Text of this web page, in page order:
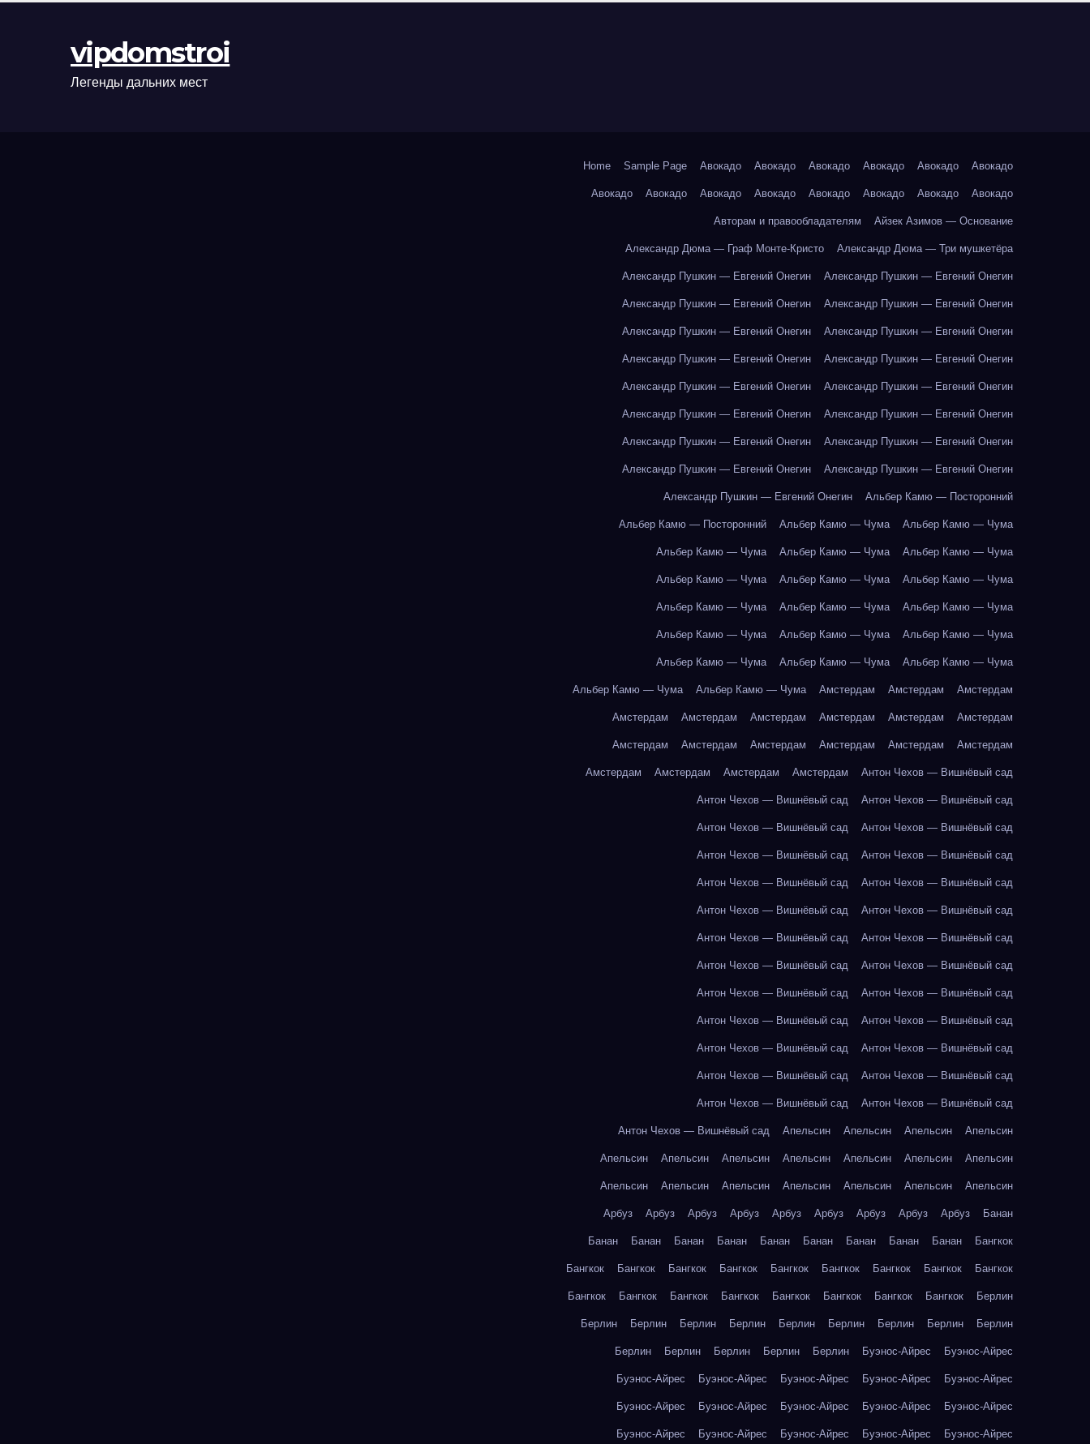
оформления
рыночные
ориентиры
vipdomstroi
Легенды дальних мест
Home Sample Page Авокадо Авокадо Авокадо Авокадо Авокадо Авокадо
Авокадо Авокадо Авокадо Авокадо Авокадо Авокадо Авокадо Авокадо
Авторам и правообладателям Айзек Азимов — Основание
Александр Дюма — Граф Монте-Кристо Александр Дюма — Три мушкетёра
Александр Пушкин — Евгений Онегин Александр Пушкин — Евгений Онегин
Александр Пушкин — Евгений Онегин Александр Пушкин — Евгений Онегин
Александр Пушкин — Евгений Онегин Александр Пушкин — Евгений Онегин
Александр Пушкин — Евгений Онегин Александр Пушкин — Евгений Онегин
Александр Пушкин — Евгений Онегин Александр Пушкин — Евгений Онегин
Александр Пушкин — Евгений Онегин Александр Пушкин — Евгений Онегин
Александр Пушкин — Евгений Онегин Александр Пушкин — Евгений Онегин
Александр Пушкин — Евгений Онегин Александр Пушкин — Евгений Онегин
Александр Пушкин — Евгений Онегин Альбер Камю — Посторонний
Альбер Камю — Посторонний Альбер Камю — Чума Альбер Камю — Чума
Альбер Камю — Чума Альбер Камю — Чума Альбер Камю — Чума
Альбер Камю — Чума Альбер Камю — Чума Альбер Камю — Чума
Альбер Камю — Чума Альбер Камю — Чума Альбер Камю — Чума
Альбер Камю — Чума Альбер Камю — Чума Альбер Камю — Чума
Альбер Камю — Чума Альбер Камю — Чума Альбер Камю — Чума
Альбер Камю — Чума Альбер Камю — Чума Амстердам Амстердам Амстердам
Амстердам Амстердам Амстердам Амстердам Амстердам Амстердам
Амстердам Амстердам Амстердам Амстердам Амстердам Амстердам
Амстердам Амстердам Амстердам Амстердам Антон Чехов — Вишнёвый сад
Антон Чехов — Вишнёвый сад Антон Чехов — Вишнёвый сад
Антон Чехов — Вишнёвый сад Антон Чехов — Вишнёвый сад
Антон Чехов — Вишнёвый сад Антон Чехов — Вишнёвый сад
Антон Чехов — Вишнёвый сад Антон Чехов — Вишнёвый сад
Антон Чехов — Вишнёвый сад Антон Чехов — Вишнёвый сад
Антон Чехов — Вишнёвый сад Антон Чехов — Вишнёвый сад
Антон Чехов — Вишнёвый сад Антон Чехов — Вишнёвый сад
Антон Чехов — Вишнёвый сад Антон Чехов — Вишнёвый сад
Антон Чехов — Вишнёвый сад Антон Чехов — Вишнёвый сад
Антон Чехов — Вишнёвый сад Антон Чехов — Вишнёвый сад
Антон Чехов — Вишнёвый сад Антон Чехов — Вишнёвый сад
Антон Чехов — Вишнёвый сад Антон Чехов — Вишнёвый сад
Антон Чехов — Вишнёвый сад Апельсин Апельсин Апельсин Апельсин
Апельсин Апельсин Апельсин Апельсин Апельсин Апельсин Апельсин
Апельсин Апельсин Апельсин Апельсин Апельсин Апельсин Апельсин
Арбуз Арбуз Арбуз Арбуз Арбуз Арбуз Арбуз Арбуз Арбуз Банан
Банан Банан Банан Банан Банан Банан Банан Банан Банан Бангкок
Бангкок Бангкок Бангкок Бангкок Бангкок Бангкок Бангкок Бангкок Бангкок
Бангкок Бангкок Бангкок Бангкок Бангкок Бангкок Бангкок Бангкок Берлин
Берлин Берлин Берлин Берлин Берлин Берлин Берлин Берлин Берлин
Берлин Берлин Берлин Берлин Берлин Буэнос-Айрес Буэнос-Айрес
Буэнос-Айрес Буэнос-Айрес Буэнос-Айрес Буэнос-Айрес Буэнос-Айрес
Буэнос-Айрес Буэнос-Айрес Буэнос-Айрес Буэнос-Айрес Буэнос-Айрес
Буэнос-Айрес Буэнос-Айрес Буэнос-Айрес Буэнос-Айрес Буэнос-Айрес